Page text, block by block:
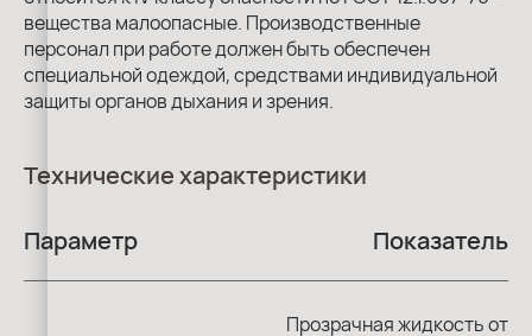
вещества малоопасные. Производственные
персонал при работе должен быть обеспечен
специальной одеждой, средствами индивидуальной
защиты органов дыхания и зрения.
Технические характеристики
Параметр Показатель
Прозрачная жидкость от